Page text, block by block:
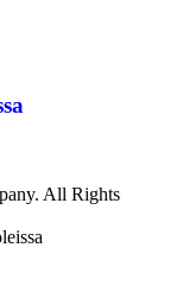
All Rights